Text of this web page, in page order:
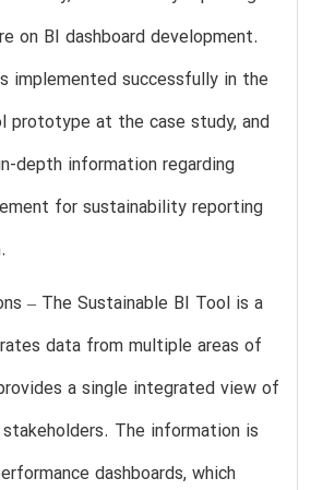
on BI dashboard development.
implemented successfully in the
prototype at the case study, and
depth information regarding
for sustainability reporting
– The Sustainable BI Tool is a
data from multiple areas of
a single integrated view of
The information is
dashboards, which